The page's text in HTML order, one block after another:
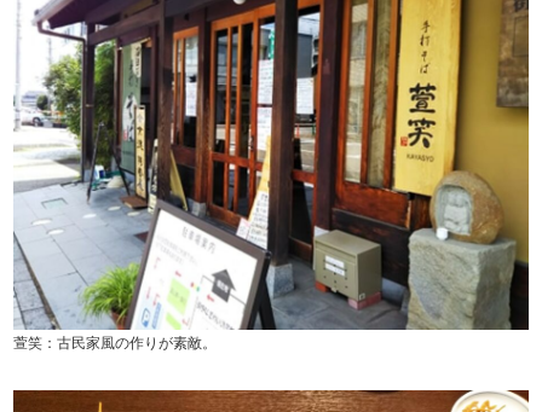
萱笑：古民家風の作りが素敵。